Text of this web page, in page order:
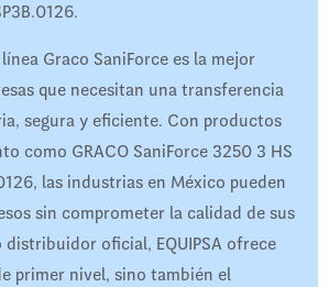
Graco SaniForce es la mejor
que necesitan una transferencia
segura y eficiente. Con productos
como GRACO SaniForce 3250 3 HS
las industrias en México pueden
sin comprometer la calidad de sus
oficial, EQUIPSA ofrece
primer nivel, sino también el